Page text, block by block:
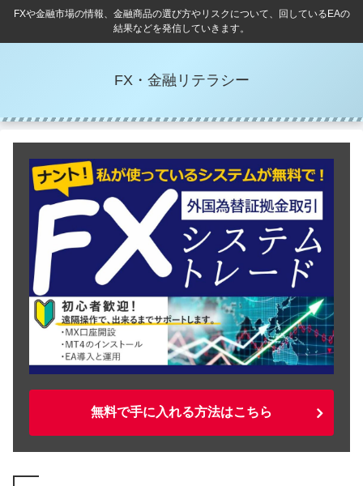
FXや金融市場の情報、金融商品の選び方やリスクについて、回しているEAの
結果などを発信していきます。
FX・金融リテラシー
無料で手に入れる方法はこちら